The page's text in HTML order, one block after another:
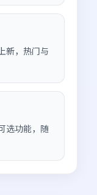
新，热门与
选功能，随